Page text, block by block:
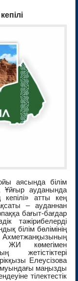
аясында білім
ауданында
кепілі» атты кең
– ауданнан
бағыт-бағдар
тәжірибелерді
білім бөлімінің
ЖИ көмегімен
жетістіктері
Елеусізова
маңызды
тілектестік